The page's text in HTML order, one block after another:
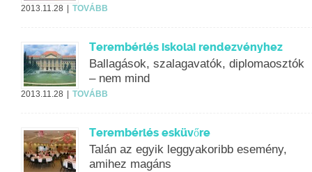
2013.11.28 TOVÁBB
Terembérlés iskolai rendezvényhez
Ballagások, szalagavatók, diplomaosztók
– nem mind
2013.11.28 TOVÁBB
Terembérlés esküvőre
Talán az egyik leggyakoribb esemény,
amihez magáns